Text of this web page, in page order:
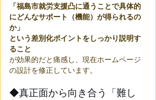
「福島市就労支援凸に通うことで具体的
にどんなサポート（機能）が得られるの
か」
という差別化ポイントをしっかり説明す
ること
が効果的だと痛感し、現在ホームページ
の設計を修正しています。
◆真正面から向き合う「難し